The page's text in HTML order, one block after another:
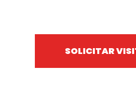
SOLICITAR
Todos los derechos
Media